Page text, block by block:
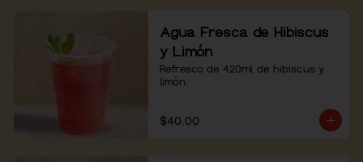
Agua Fresca de Hibiscus
y Limón
Refresco de 420ml de hibiscus y
limón.
$40.00